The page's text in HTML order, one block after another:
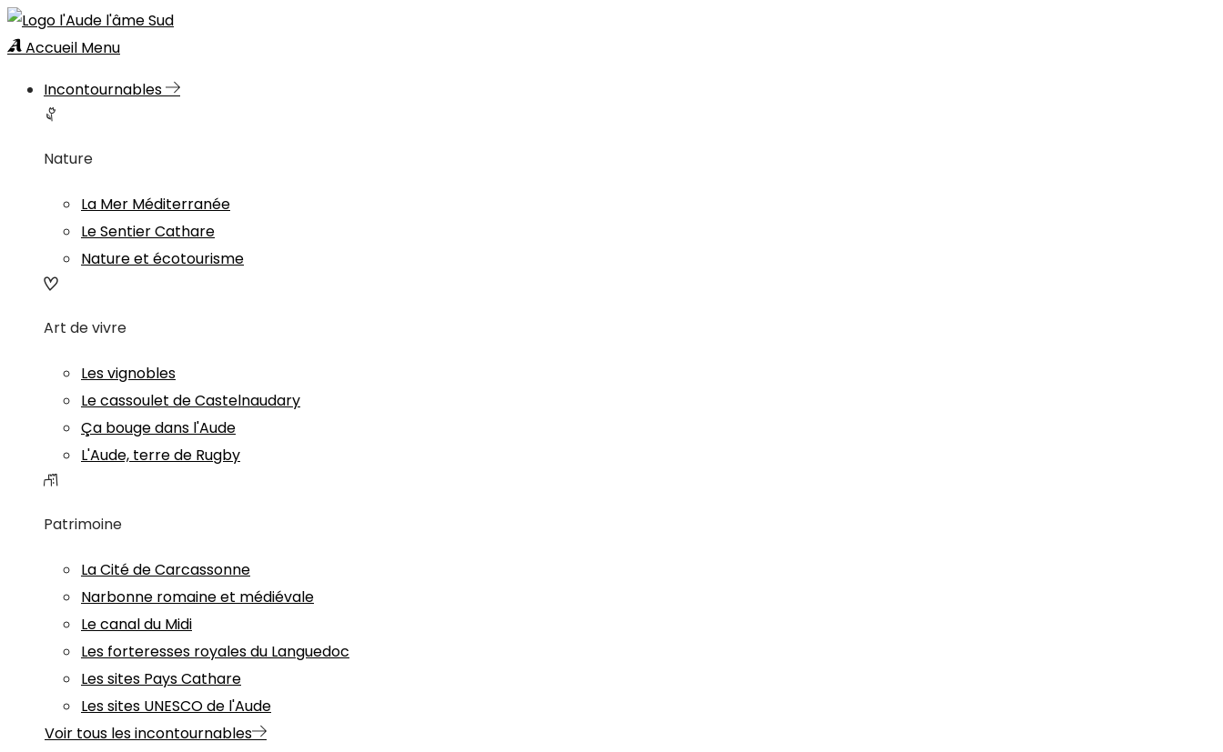
Accueil Menu
Incontournables
Nature
La Mer Méditerranée
Le Sentier Cathare
Nature et écotourisme
Art de vivre
Les vignobles
Le cassoulet de Castelnaudary
Ça bouge dans l'Aude
L'Aude, terre de Rugby
Patrimoine
La Cité de Carcassonne
Narbonne romaine et médiévale
Le canal du Midi
Les forteresses royales du Languedoc
Les sites Pays Cathare
Les sites UNESCO de l'Aude
Voir tous les incontournables